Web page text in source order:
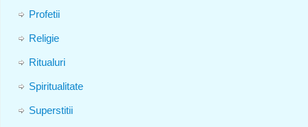
Profetii
Religie
Ritualuri
Spiritualitate
Superstitii